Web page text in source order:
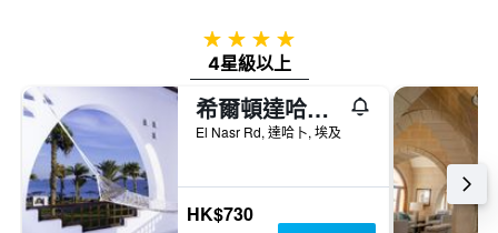
到
的
本
週
末
房
間
1Y
軸，
顯
示
房
間
平
4星級
4星級以上
希爾頓達哈布酒店 - 德漢
El Nasr Rd, 達哈卜, 埃及
HK$730